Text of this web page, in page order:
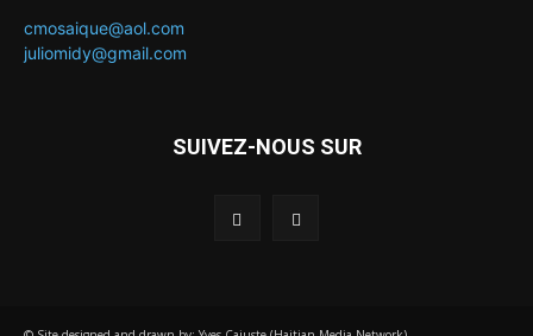
cmosaique@aol.com
juliomidy@gmail.com
SUIVEZ-NOUS SUR